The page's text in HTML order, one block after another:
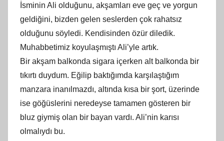
İsminin Ali olduğunu, akşamları eve geç ve yorgun
geldiğini, bizden gelen seslerden çok rahatsız
olduğunu söyledi. Kendisinden özür diledik.
Muhabbetimiz koyulaşmıştı Ali’yle artık.
Bir akşam balkonda sigara içerken alt balkonda bir
tıkırtı duydum. Eğilip baktığımda karşılaştığım
manzara inanılmazdı, altında kısa bir şort, üzerinde
ise göğüslerini neredeyse tamamen gösteren bir
bluz giymiş olan bir bayan vardı. Ali’nin karısı
olmalıydı bu.